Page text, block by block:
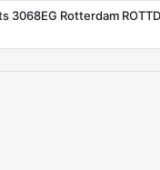
3068EG Rotterdam